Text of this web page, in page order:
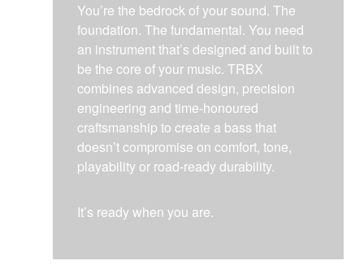
You’re the bedrock of your sound. The
foundation. The fundamental. You need
an instrument that’s designed and built to
be the core of your music. TRBX
combines advanced design, precision
engineering and time-honoured
craftsmanship to create a bass that
doesn’t compromise on comfort, tone,
playability or road-ready durability.
It’s ready when you are.